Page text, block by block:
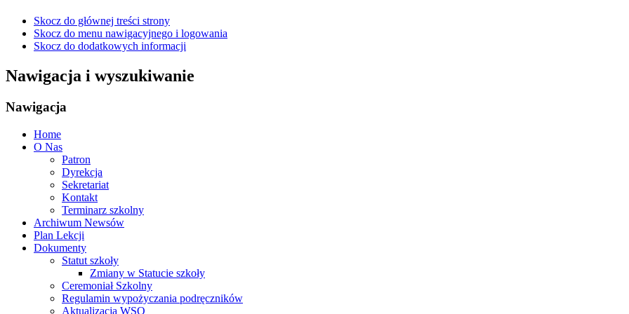
Skocz do głównej treści strony
Skocz do menu nawigacyjnego i logowania
Skocz do dodatkowych informacji
Nawigacja i wyszukiwanie
Nawigacja
Home
O Nas
Patron
Dyrekcja
Sekretariat
Kontakt
Terminarz szkolny
Archiwum Newsów
Plan Lekcji
Dokumenty
Statut szkoły
Zmiany w Statucie szkoły
Ceremoniał Szkolny
Regulamin wypożyczania podręczników
Aktualizacja WSO